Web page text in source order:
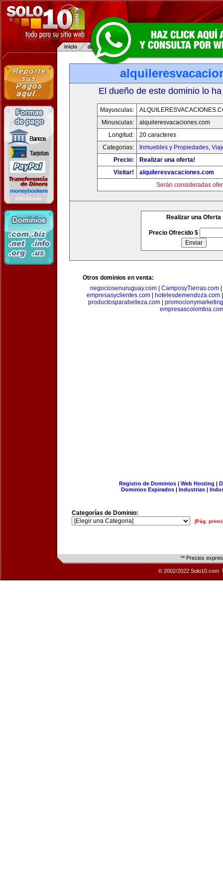
El dueño de este dominio lo
Mayusculas:
Minusculas:
alquileresvacaciones.com
Longitud:
20 caracteres
Categorias:
Inmuebles y Propiedades,
Precio:
Realizar una oferta!
Visitar!
alquileresvacaciones.com
Serán consideradas
Realizar una Oferta
Precio Ofrecido $
Otros dominios en venta:
negociosenuruguay.com
CamposyTierras.com
empresasyclientes.com
hotelesdemendoza.com
productosparabelleza.com
Registro de Dominios| Web Hosting |
Dominios Expirados | Industrias |
Categorías de Dominio:
[Pág.
** Precios
© 2002/2022 Solo10.com